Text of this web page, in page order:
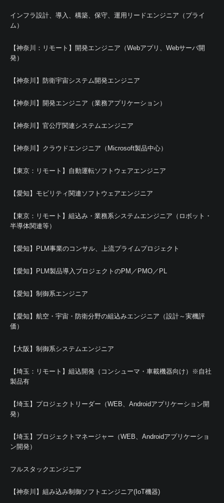
インフラ設計、導入、構築、保守、運用リードエンジニア（プライ
ム）
【神奈川：リモート】開発エンジニア（Webアプリ、Webサーバ開
発）
【神奈川】防衛宇宙システム開発エンジニア
【神奈川】開発エンジニア（業務アプリケーション）
【神奈川】官公庁関連システムエンジニア
【神奈川】クラウドエンジニア（Microsoft製品中心）
【東京：リモート】自動運転ソフトウェアエンジニア
【愛知】モビリティ関連ソフトウェアエンジニア
【東京：リモート】組込み・業務系システムエンジニア（ロボット・
半導体関連等）
【愛知】PLM事業のコンサル、上流プライムプロジェクト
【愛知】PLM製品導入プロジェクトのPM／PMO／PL
【愛知】制御系エンジニア
【愛知】航空・宇宙・防衛分野の組込みエンジニア（設計～実機評
価）
【大阪】制御系システムエンジニア
【埼玉：リモート】組込開発（コンシューマ・車載機器向け）※自社
製品有
【埼玉】プロジェクトリーダー（WEB、Androidアプリケーション開
発）
【埼玉】プロジェクトマネージャー（WEB、Androidアプリケーショ
ン開発）
フルスタックエンジニア
【神奈川】組み込み制御ソフトエンジニア(IoT機器)